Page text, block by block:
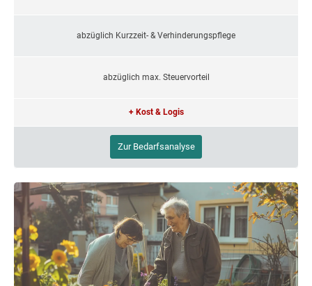
abzüglich Kurzzeit- & Verhinderungspflege
abzüglich max. Steuervorteil
+ Kost & Logis
Zur Bedarfsanalyse